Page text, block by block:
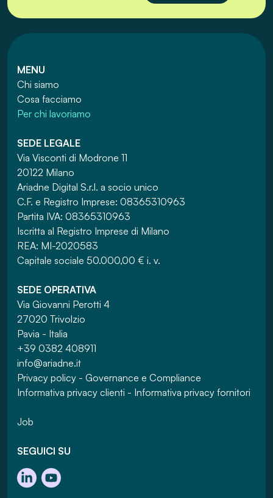
MENU
Chi siamo
Cosa facciamo
Per chi lavoriamo
SEDE LEGALE
Via Visconti di Modrone 11
20122 Milano
Ariadne Digital S.r.l. a socio unico
C.F. e Registro Imprese: 08365310963
Partita IVA: 08365310963
Iscritta al Registro Imprese di Milano
REA: MI-2020583
Capitale sociale 50.000,00 € i. v.
SEDE OPERATIVA
Via Giovanni Perotti 4
27020 Trivolzio
Pavia - Italia
+39 0382 408911
info@ariadne.it
Privacy policy - Governance e Compliance
Informativa privacy clienti - Informativa privacy fornitori
Job
SEGUICI SU
Visita la pagina LinkedIn
Visita il canale YouTube